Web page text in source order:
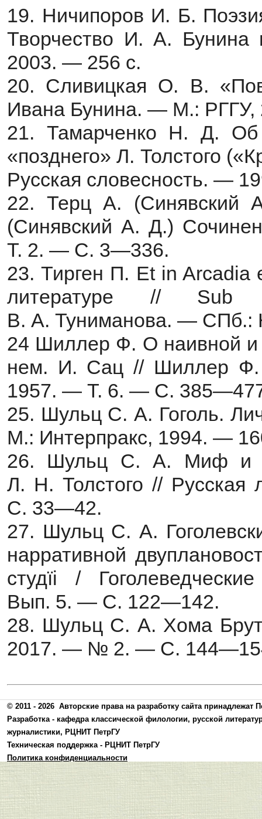
19. Ничипоров И. Б.
Творчество И. А.
2003. — 256 с.
20. Сливицкая О. В.
Ивана Бунина. — М.: РГГУ,
21. Тамарченко Н. Д. Об
«позднего» Л. Толстого
Русская словесность.
22. Терц А. (Синявский
(Синявский А. Д.)
Т. 2. — С. 3—336.
23. Тирген П. Et in Arcadia
литературе // Sub
В. А. Туниманова. —
24 Шиллер Ф. О наивной и
нем. И. Сац // Шиллер
1957. — Т. 6. — С.
25. Шульц С. А. Гоголь.
М.: Интерпракс, 1994. —
26. Шульц С. А. Миф и
Л. Н. Толстого //
С. 33—42.
27. Шульц С. А.
нарративной
студїi /
Вып. 5. — С. 122—142.
28. Шульц С. А. Хома
2017. — № 2. — С.
© 2011 - 2026 Авторские права на разработку сайта принадлежат
Разработка - кафедра классической филологии, русской
журналистики, РЦНИТ ПетрГУ
Техническая поддержка - РЦНИТ ПетрГУ
Политика конфиденциальности